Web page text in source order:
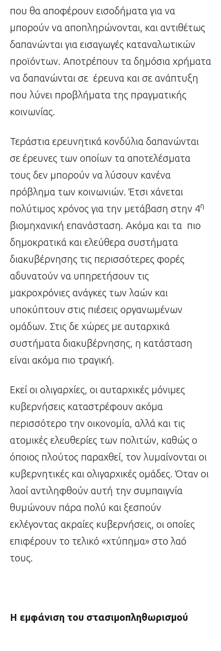
που θα αποφέρουν εισοδήματα για να
μπορούν να αποπληρώνονται, και αντιθέτως
δαπανώνται για εισαγωγές καταναλωτικών
προϊόντων. Αποτρέπουν τα δημόσια χρήματα
να δαπανώνται σε έρευνα και σε ανάπτυξη
που λύνει προβλήματα της πραγματικής
κοινωνίας.
Τεράστια ερευνητικά κονδύλια δαπανώνται
σε έρευνες των οποίων τα αποτελέσματα
τους δεν μπορούν να λύσουν κανένα
πρόβλημα των κοινωνιών. Έτσι χάνεται
πολύτιμος χρόνος για την μετάβαση στην 4η
βιομηχανική επανάσταση. Ακόμα και τα πιο
δημοκρατικά και ελεύθερα συστήματα
διακυβέρνησης τις περισσότερες φορές
αδυνατούν να υπηρετήσουν τις
μακροχρόνιες ανάγκες των λαών και
υποκύπτουν στις πιέσεις οργανωμένων
ομάδων. Στις δε χώρες με αυταρχικά
συστήματα διακυβέρνησης, η κατάσταση
είναι ακόμα πιο τραγική.
Εκεί οι ολιγαρχίες, οι αυταρχικές μόνιμες
κυβερνήσεις καταστρέφουν ακόμα
περισσότερο την οικονομία, αλλά και τις
ατομικές ελευθερίες των πολιτών, καθώς ο
όποιος πλούτος παραχθεί, τον λυμαίνονται οι
κυβερνητικές και ολιγαρχικές ομάδες. Όταν οι
λαοί αντιληφθούν αυτή την συμπαιγνία
θυμώνουν πάρα πολύ και ξεσπούν
εκλέγοντας ακραίες κυβερνήσεις, οι οποίες
επιφέρουν το τελικό «χτύπημα» στο λαό
τους.
Η εμφάνιση του στασιμοπληθωρισμού